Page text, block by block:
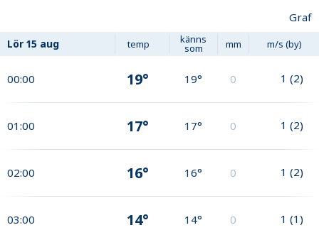
Graf
Lör 15 aug temp känns
som mm m/s (by)
00:00 19° 19° 0 1 (2)
01:00 17° 17° 0 1 (2)
02:00 16° 16° 0 1 (2)
03:00 14° 14° 0 1 (1)